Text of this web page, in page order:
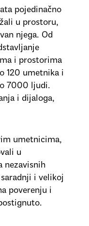
pojedinačno
u prostoru,
njega. Od
i prostorima
120 umetnika i
7000 ljudi.
i dijaloga,
umetnicima,
u
nezavisnih
i velikoj
poverenju i